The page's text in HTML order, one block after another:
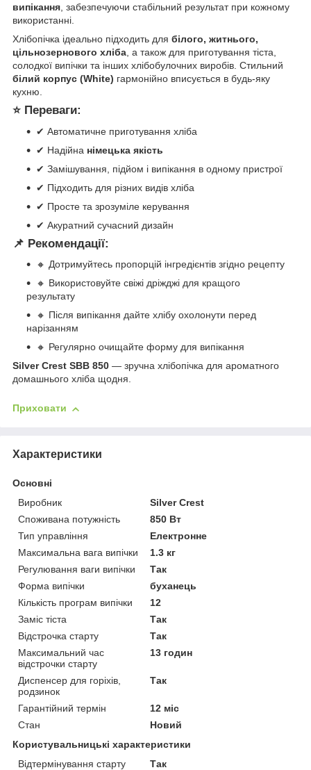
випікання , забезпечуючи стабільний результат при кожному
використанні.
Хлібопічка ідеально підходить для білого, житнього,
цільнозернового хліба , а також для приготування тіста,
солодкої випічки та інших хлібобулочних виробів. Стильний
білий корпус (White) гармонійно вписується в будь-яку
кухню.
⭐ Переваги:
✔ Автоматичне приготування хліба
✔ Надійна німецька якість
✔ Замішування, підйом і випікання в одному пристрої
✔ Підходить для різних видів хліба
✔ Просте та зрозуміле керування
✔ Акуратний сучасний дизайн
📌 Рекомендації:
🔸 Дотримуйтесь пропорцій інгредієнтів згідно рецепту
🔸 Використовуйте свіжі дріжджі для кращого
результату
🔸 Після випікання дайте хлібу охолонути перед
нарізанням
🔸 Регулярно очищайте форму для випікання
Silver Crest SBB 850 — зручна хлібопічка для ароматного
домашнього хліба щодня.
Приховати
Характеристики
Основні
Виробник
Silver Crest
Споживана потужність
850 Вт
Тип управління
Електронне
Максимальна вага випічки
1.3 кг
Регулювання ваги випічки
Так
Форма випічки
буханець
Кількість програм випічки
12
Заміс тіста
Так
Відстрочка старту
Так
Максимальний час
відстрочки старту
13 годин
Диспенсер для горіхів,
родзинок
Так
Гарантійний термін
12 міс
Стан
Новий
Користувальницькі характеристики
Відтермінування старту
Так